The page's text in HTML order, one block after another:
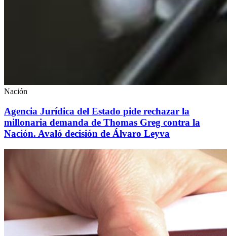
Nación
Agencia Jurídica del Estado pide rechazar la
millonaria demanda de Thomas Greg contra la
Nación. Avaló decisión de Álvaro Leyva